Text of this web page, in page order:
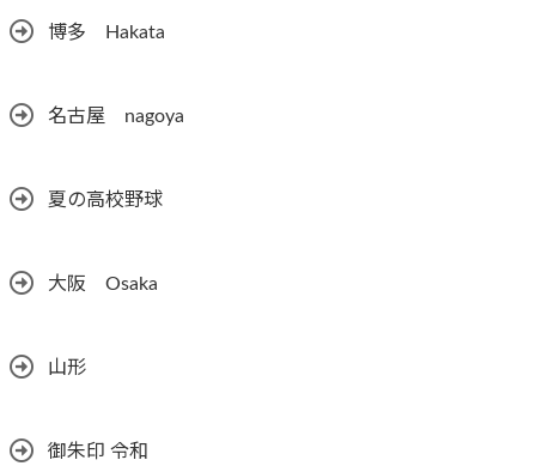
博多 Hakata
名古屋 nagoya
夏の高校野球
大阪 Osaka
山形
御朱印 令和